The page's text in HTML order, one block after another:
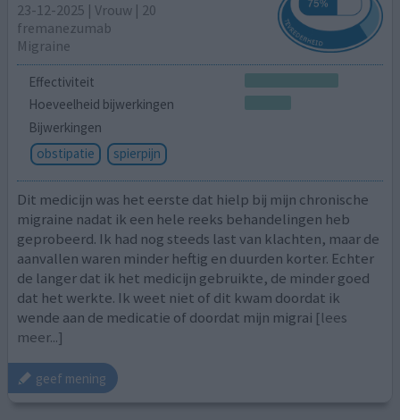
23-12-2025 | Vrouw | 20
fremanezumab
Migraine
Effectiviteit
Hoeveelheid bijwerkingen
Bijwerkingen
obstipatie
spierpijn
Dit medicijn was het eerste dat hielp bij mijn chronische
migraine nadat ik een hele reeks behandelingen heb
geprobeerd. Ik had nog steeds last van klachten, maar de
aanvallen waren minder heftig en duurden korter. Echter
de langer dat ik het medicijn gebruikte, de minder goed
dat het werkte. Ik weet niet of dit kwam doordat ik
wende aan de medicatie of doordat mijn migrai [lees
meer...]
geef mening